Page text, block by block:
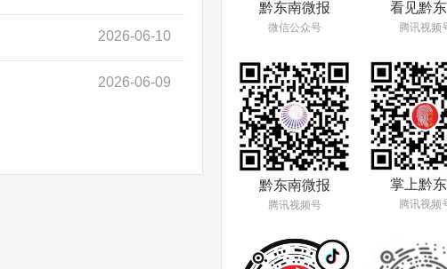
2026-06-10
2026-06-09
黔东南微报
微信公众号
看见黔
腾讯视频
黔东南微报
腾讯视频号
掌上黔
腾讯视频